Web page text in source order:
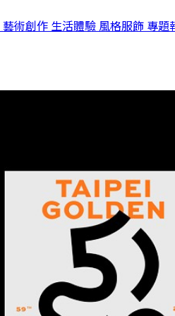
藝術創作 生活體驗 風格服飾 專題